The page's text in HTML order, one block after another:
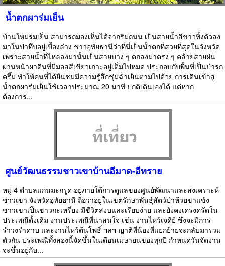
น้ำตกผาร่มเย็น
บ้านใหม่ร่มเย็น สามารถมองเห็นได้จากริมถนน เป็นสายน้ำสีขาวทิ้งตัวลง
มาในป่าทึบอยู่เบื้องล่าง ชาวอุทัยธานีว่าที่นี่เป็นน้ำตกที่สวยที่สุดในจังหวัด
เพราะสายน้ำที่ไหลลงมานั้นเป็นสายบาง ๆ ตกลงมาตรง ๆ คล้ายสายฝน
ผ่านหน้าผาดินที่มีมอสสีเขียวเกาะอยู่เต็มไปหมด ประกอบกับพื้นที่เป็นป่ารก
ครึ้ม ทำให้คนที่ได้ยืนชมมีความรู้สึกชุ่มฉ่ำเย็นตามไปด้วย การเดินเข้าสู่
น้ำตกผาร่มเย็นใช้เวลาประมาณ 20 นาที ปกติเดินเองได้ แต่หาก
ต้องการ...
ศูนย์วัฒนธรรมชาวเขาบ้านอีมาด-อีทราย
หมู่ 4 ตำบลแก่นมะกรูด อยู่ภายใต้การดูแลของศูนย์พัฒนาและสงเคราะห์
ชาวเขา จังหวัดอุทัยธานี ถือว่าอยู่ในเขตรักษาพันธุ์สัตว์ป่าห้วยขาแข้ง
ชาวเขาเป็นชาวกะเหรี่ยง มีชีวิตสงบและเรียบง่าย และยังคงเคร่งครัดใน
ประเพณีดั้งเดิม งานประเพณีที่น่าสนใจ เช่น งานไหว้เจดีย์ ซึ่งจะมีการ
รำวงรำดาบ และงานไหว้ต้นโพธิ์ ฯลฯ ญาติพี่น้องที่แยกย้ายจะกลับมารวม
ตัวกัน ประเพณีทั้งสองนี้จัดขึ้นในเดือนเมษายนของทุกปี กำหนดวันจัดงาน
จะขึ้นอยู่กับ...